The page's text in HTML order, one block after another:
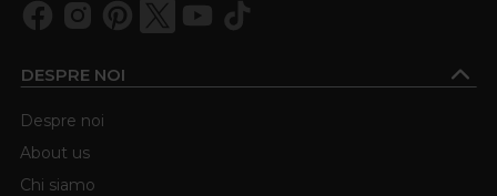
DESPRE NOI
Despre noi
About us
Chi siamo